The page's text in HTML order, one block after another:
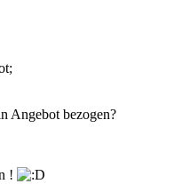
Angebot bezogen?
!